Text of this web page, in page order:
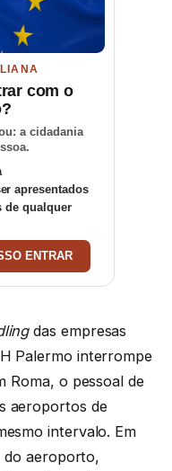
com o
a cidadania
apresentados
de qualquer
ENTRAR
das empresas
Palermo interrompe
Roma, o pessoal de
aeroportos de
intervalo. Em
do aeroporto,